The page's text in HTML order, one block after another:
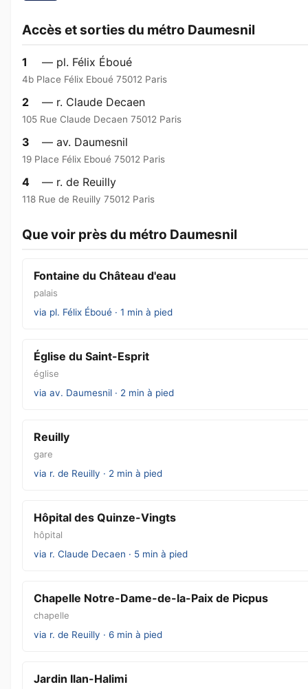
Accès et sorties du métro Daumesnil
1 — pl. Félix Éboué
4b Place Félix Eboué 75012 Paris
2 — r. Claude Decaen
105 Rue Claude Decaen 75012 Paris
3 — av. Daumesnil
19 Place Félix Eboué 75012 Paris
4 — r. de Reuilly
118 Rue de Reuilly 75012 Paris
Que voir près du métro Daumesnil
Fontaine du Château d'eau
palais
via pl. Félix Éboué · 1 min à pied
Église du Saint-Esprit
église
via av. Daumesnil · 2 min à pied
Reuilly
gare
via r. de Reuilly · 2 min à pied
Hôpital des Quinze-Vingts
hôpital
via r. Claude Decaen · 5 min à pied
Chapelle Notre-Dame-de-la-Paix de Picpus
chapelle
via r. de Reuilly · 6 min à pied
Jardin Ilan-Halimi